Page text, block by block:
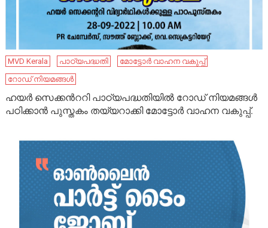
MVD Kerala പാഠ്യപദ്ധതി
മോട്ടോർ വാഹന വകുപ്പ്
റോഡ് നിയമങ്ങൾ
ഹയർ സെക്കൻററി പാഠ്യപദ്ധതിയിൽ റോഡ് നിയമങ്ങൾ
പഠിക്കാൻ പുസ്തകം തയ്യറാക്കി മോട്ടോർ വാഹന വകുപ്പ്.